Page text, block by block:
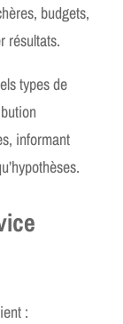
budgets,
résultats.
types de
informant
: